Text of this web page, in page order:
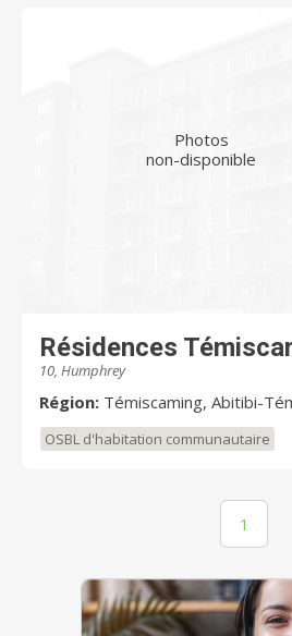
Photos
non-disponible
Résidences
10, Humphrey
Région: Témiscaming, Abitibi-
OSBL d'habitation communautaire
1